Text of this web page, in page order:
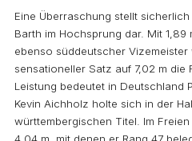
Eine Überraschung stellt
Barth im Hochsprung dar. Mit
ebenso süddeutscher
sensationeller Satz auf 7,02 m die
Leistung bedeutet in Deutschland
Kevin Aichholz holte sich in der
württembergischen Titel. Im